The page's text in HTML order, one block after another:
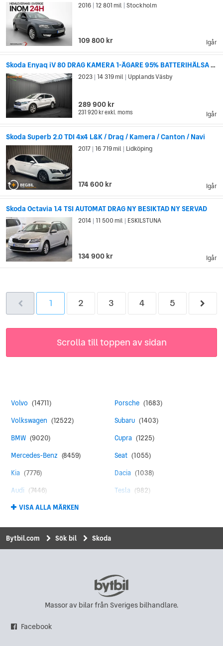
Igår
2016 12 801 mil Stockholm
109 800 kr
Skoda Enyaq iV 80 DRAG KAMERA 1-ÄGARE 95% BATTERIHÄLSA MOMS
Igår
2023 14 319 mil Upplands Väsby
289 900 kr
231 920 krexkl. moms
Skoda Superb 2.0 TDI 4x4 L&K / Drag / Kamera / Canton / Navi
Igår
2017 16 719 mil Lidköping
174 600 kr
Skoda Octavia 1.4 TSI AUTOMAT DRAG NY BESIKTAD NY SERVAD
Igår
2014 11 500 mil ESKILSTUNA
134 900 kr
1 2 3 4 5
Scrolla till toppen av sidan
Volvo (14711)
Volkswagen (12522)
BMW (9020)
Mercedes-Benz (8459)
Kia (7776)
Audi (7446)
Toyota (4371)
Peugeot (4330)
Ford (4140)
Opel (2122)
Porsche (1683)
Subaru (1403)
Cupra (1225)
Seat (1055)
Dacia (1038)
Tesla (982)
MINI (835)
Honda
Chevrolet
VISA ALLA MÄRKEN
Bytbil.com Sök bil Skoda
Massor av bilar från Sveriges bilhandlare.
Facebook